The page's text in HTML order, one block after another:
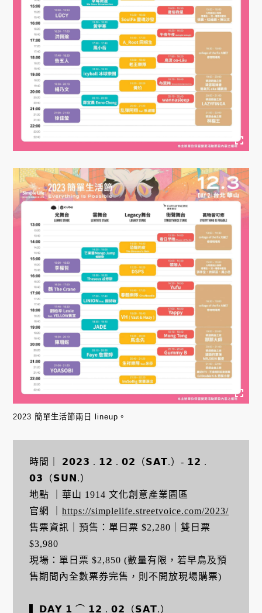
2023 簡單生活節兩日 lineup。
時間｜ 𝟮𝟬𝟮𝟯 . 𝟭𝟮 . 𝟬𝟮（𝗦𝗔𝗧.）- 𝟭𝟮 .
𝟬𝟯（𝗦𝗨𝗡.）
地點 ｜華山 1914 文化創意產業園區
官網 ｜ https://simplelife.streetvoice.com/2023/
售票資訊｜預售：單日票 $2,280｜雙日票
$3,980
現場：單日票 $2,850 (數量有限，若早鳥及預
售期間內全數票券完售，則不開放現場購票)
▍𝗗𝗔𝗬 𝟭 ⌒ 𝟭𝟮 . 𝟬𝟮（𝗦𝗔𝗧.）